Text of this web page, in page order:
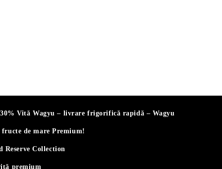
Vită Wagyu – livrare frigorifică rapidă – Wagyu
fructe de mare Premium!
Reserve Collection
premium